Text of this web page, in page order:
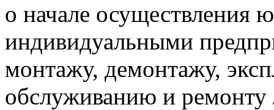
о начале осуществления
индивидуальными
монтажу, демонтажу,
обслуживанию и